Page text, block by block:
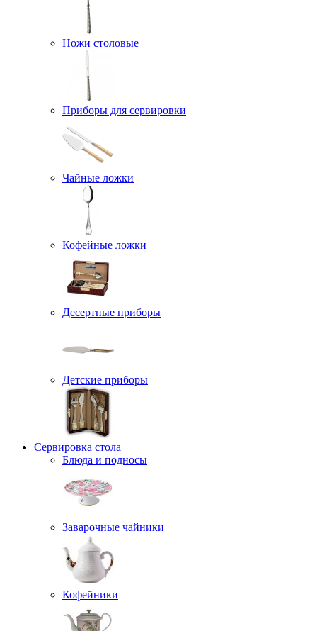
Ножи столовые
Приборы для сервировки
Чайные ложки
Кофейные ложки
Десертные приборы
Детские приборы
Сервировка стола
Блюда и подносы
Заварочные чайники
Кофейники